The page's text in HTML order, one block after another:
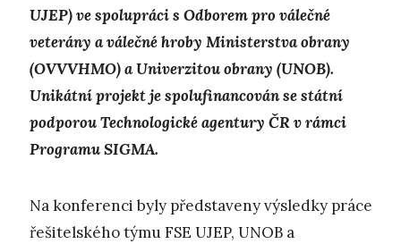
UJEP) ve spolupráci s Odborem pro válečné
veterány a válečné hroby Ministerstva obrany
(OVVVHMO) a Univerzitou obrany (UNOB).
Unikátní projekt je spolufinancován se státní
podporou Technologické agentury ČR v rámci
Programu SIGMA.
Na konferenci byly představeny výsledky práce
řešitelského týmu FSE UJEP, UNOB a